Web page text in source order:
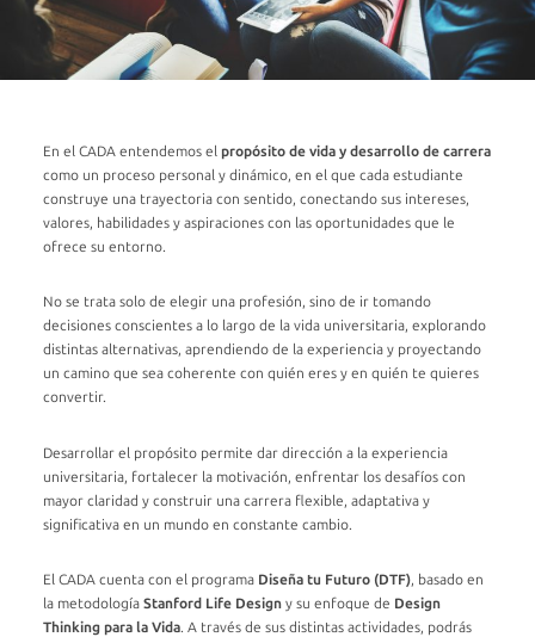
DE
APOYO
En el CADA entendemos el propósito de vida y desarrollo de carrera
como un proceso personal y dinámico, en el que cada estudiante
construye una trayectoria con sentido, conectando sus intereses,
valores, habilidades y aspiraciones con las oportunidades que le
ofrece su entorno.
No se trata solo de elegir una profesión, sino de ir tomando
decisiones conscientes a lo largo de la vida universitaria, explorando
distintas alternativas, aprendiendo de la experiencia y proyectando
un camino que sea coherente con quién eres y en quién te quieres
convertir.
Desarrollar el propósito permite dar dirección a la experiencia
universitaria, fortalecer la motivación, enfrentar los desafíos con
mayor claridad y construir una carrera flexible, adaptativa y
significativa en un mundo en constante cambio.
El CADA cuenta con el programa Diseña tu Futuro (DTF), basado en
la metodología Stanford Life Designy su enfoque de Design
Thinkingpara la Vida. A través de sus distintas actividades, podrás